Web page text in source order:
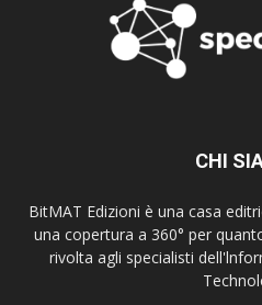
CHI
BitMAT Edizioni è una casa
una copertura a 360° per
rivolta agli specialisti